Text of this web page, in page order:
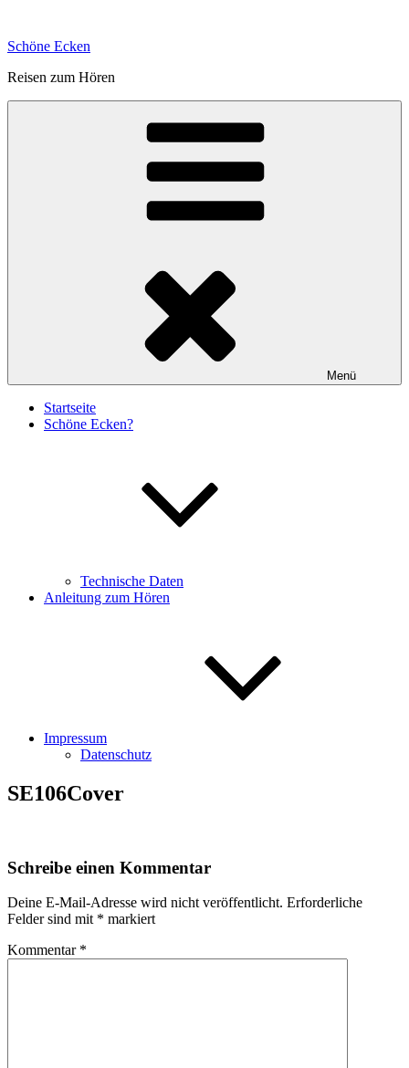
springen
Schöne Ecken
Reisen zum Hören
Menü
Startseite
Schöne Ecken?
Technische Daten
Anleitung zum Hören
Impressum
Datenschutz
SE106Cover
Schreibe einen Kommentar
Deine E-Mail-Adresse wird nicht veröffentlicht. Erforderliche
Felder sind mit * markiert
Kommentar *